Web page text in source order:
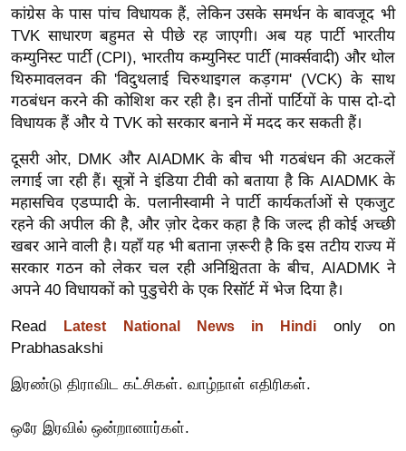
टो
व
र्ल्ड
न्यू
ज
फ
म
नो
रं
ज
न
ग
त
बॉ
वु
कांग्रेस के पास पांच विधायक हैं, लेकिन उसके समर्थन के बावजूद भी
TVK साधारण बहुमत से पीछे रह जाएगी। अब यह पार्टी भारतीय
कम्युनिस्ट पार्टी (CPI), भारतीय कम्युनिस्ट पार्टी (मार्क्सवादी) और थोल
थिरुमावलवन की 'विदुथलाई चिरुथाइगल कड़गम' (VCK) के साथ
गठबंधन करने की कोशिश कर रही है। इन तीनों पार्टियों के पास दो-दो
विधायक हैं और ये TVK को सरकार बनाने में मदद कर सकती हैं।
दूसरी ओर, DMK और AIADMK के बीच भी गठबंधन की अटकलें
लगाई जा रही हैं। सूत्रों ने इंडिया टीवी को बताया है कि AIADMK के
महासचिव एडप्पादी के. पलानीस्वामी ने पार्टी कार्यकर्ताओं से एकजुट
रहने की अपील की है, और ज़ोर देकर कहा है कि जल्द ही कोई अच्छी
खबर आने वाली है। यहाँ यह भी बताना ज़रूरी है कि इस तटीय राज्य में
सरकार गठन को लेकर चल रही अनिश्चितता के बीच, AIADMK ने
अपने 40 विधायकों को पुडुचेरी के एक रिसॉर्ट में भेज दिया है।
Read Latest National News in Hindi only on
Prabhasakshi
இரண்டு திராவிட கட்சிகள். வாழ்நாள் எதிரிகள்.
ஒரே இரவில் ஒன்றானார்கள்.